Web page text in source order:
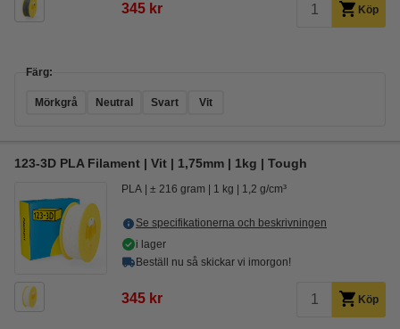
345 kr Köp
Färg:
Mörkgrå Neutral Svart Vit
123-3D PLA Filament | Vit | 1,75mm | 1kg | Tough
PLA ± 216 gram 1 kg 1,2 g/cm³
Se specifikationerna och beskrivningen
i lager
Beställ nu så skickar vi imorgon!
345 kr Köp